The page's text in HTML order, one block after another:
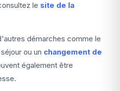
le site de la
démarches comme le
ou un changement de
également être